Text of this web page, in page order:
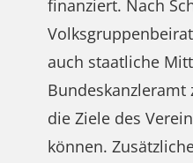
finanziert. Nach
auch staatliche
Bundeskanzleramt
die Ziele des
können.